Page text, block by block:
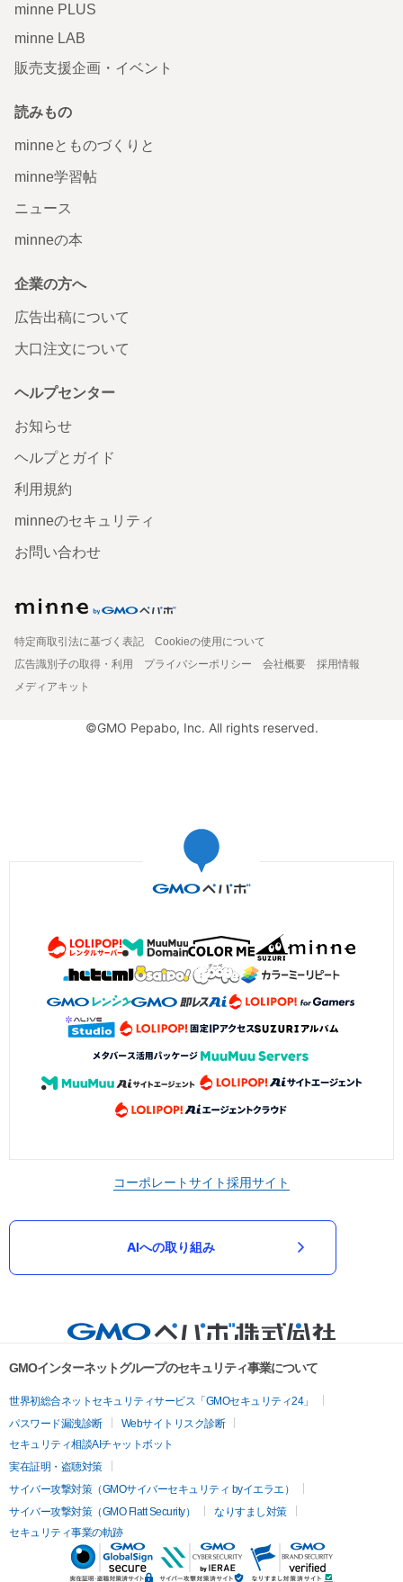
minne PLUS
minne LAB
販売支援企画・イベント
読みもの
minneとものづくりと
minne学習帖
ニュース
minneの本
企業の方へ
広告出稿について
大口注文について
ヘルプセンター
お知らせ
ヘルプとガイド
利用規約
minneのセキュリティ
お問い合わせ
特定商取引法に基づく表記
Cookieの使用について
広告識別子の取得・利用
プライバシーポリシー 会社概要
採用情報
メディアキット
©GMO Pepabo, Inc. All rights reserved.
コーポレートサイト採用サイト
AIへの取り組み
GMOインターネットグループのセキュリティ事業について
世界初総合ネットセキュリティサービス「GMOセキュリティ24」
パスワード漏洩診断
Webサイトリスク診断
セキュリティ相談AIチャットボット
実在証明・盗聴対策
サイバー攻撃対策（GMOサイバーセキュリティ byイエラエ）
サイバー攻撃対策（GMO Flatt Security）
なりすまし対策
セキュリティ事業の軌跡